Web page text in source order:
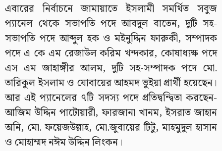
এবারের নির্বাচনে জামায়াতে ইসলামী সমর্থিত সবুজ
প্যানেল থেকে সভাপতি পদে আবদুল বাতেন, দুটি সহ-
সভাপতি পদে আব্দুল হক ও মইনুদ্দিন ফারুকী, সম্পাদক
পদে এ কে এম রেজাউল করিম খন্দকার, কোষাধ্যক্ষ পদে
এস এম জাহাঙ্গীর আলম, দুটি সহ-সম্পাদক পদে মো.
তারিকুল ইসলাম ও যোবায়ের আহমদ ভুইয়া প্রার্থী হয়েছেন।
আর এই প্যানেলের ৭টি সদস্য পদে প্রতিদ্বন্দ্বিতা করছেন-
আজিম উদ্দিন পাটোয়ারী, ফারজানা খানম, ইসরাত জাহান
অনি, মো. ফয়েজউল্লাহ, মো.জুবায়ের টিটু, মাহমুদুল হাসান
ও মোহাম্মদ নঈম উদ্দিন লিংকন।